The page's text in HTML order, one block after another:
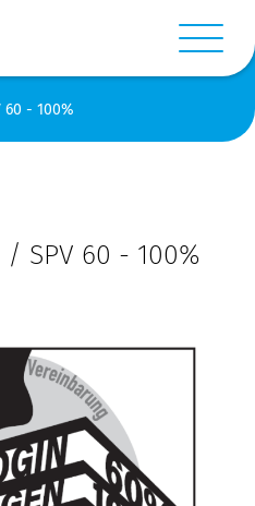
Menü
60 - 100%
SPV 60 - 100%